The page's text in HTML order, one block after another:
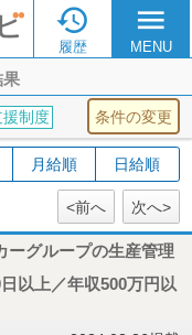

履歴
menu
MENU
条件の変更
制度
月給順 日給順
<前へ 次へ>
ーグループの生産管理
以上／年収500万円以